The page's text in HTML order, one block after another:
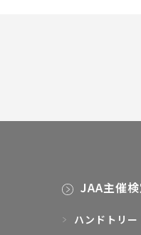
JAA主催
ハンドトリー